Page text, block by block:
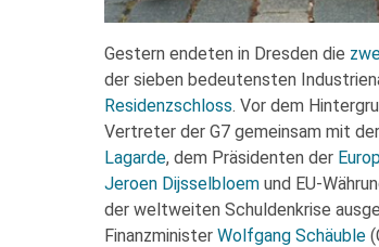
Gestern endeten in Dresden die
der sieben bedeutensten
Residenzschloss. Vor dem
Vertreter der G7 gemeinsam mit
Lagarde, dem Präsidenten der
Jeroen Dijsselbloem und EU-
der weltweiten Schuldenkrise
Finanzminister Wolfgang Schäuble